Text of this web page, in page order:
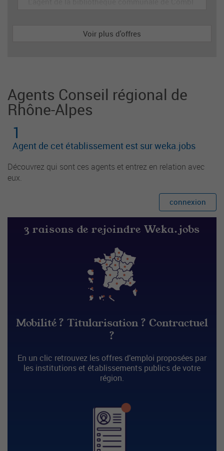
des collections. Il assure le service de lecture pu
Voir plus d'offres
Agents Conseil régional de
Rhône-Alpes
1
Agent de cet établissement est sur weka.jobs
Découvrez qui sont ces agents et entrez en relation avec
eux.
connexion
3 raisons de rejoindre Weka.jobs
Mobilité ? Titularisation ? Contractuel
?
En un clic retrouvez les offres d’emploi proposées par
les institutions et établissements publics de votre
région.